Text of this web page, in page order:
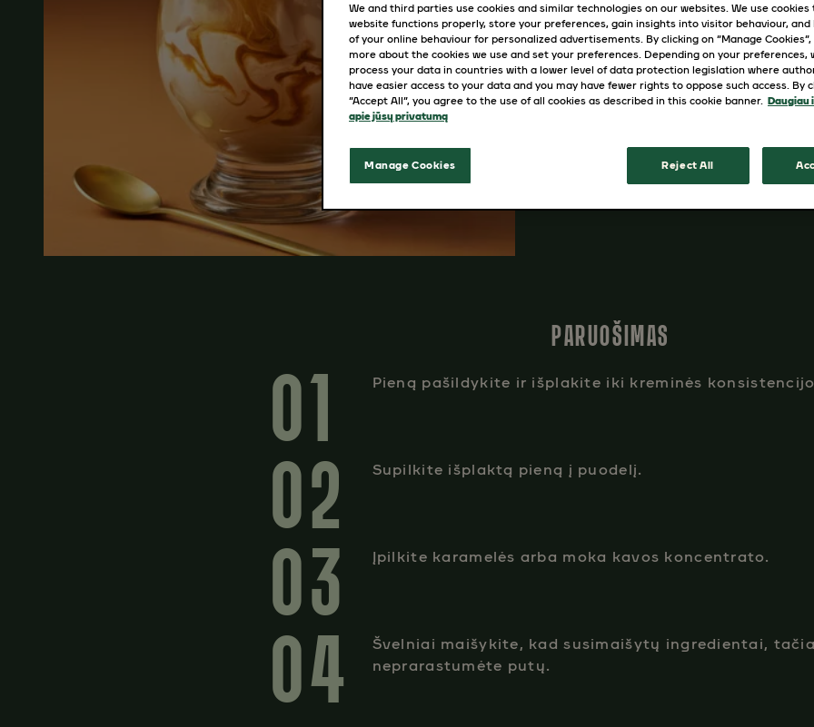
150 ml pieno
30 ml „Sweet Caramel“ arba
koncentrato
PARUOŠIMAS
01 Pieną pašildykite ir išplakite iki kreminės
02 Supilkite išplaktą pieną į puodelį.​
03 Įpilkite karamelės arba moka kavos koncentrato.
04
Švelniai maišykite, kad susimaišytų ingredientai,
neprarastumėte putų.
We and third parties use cookies and similar technologies on our websites. We use
website functions properly, store your preferences, gain insights into visitor behaviour, and
of your online behaviour for personalized advertisements. By clicking on “Manage
more about the cookies we use and set your preferences. Depending on your preferences,
process your data in countries with a lower level of data protection legislation where
have easier access to your data and you may have fewer rights to oppose such access. By
“Accept All”, you agree to the use of all cookies as described in this cookie banner. Daugiau
apie jūsų privatumą
Manage Cookies Reject All